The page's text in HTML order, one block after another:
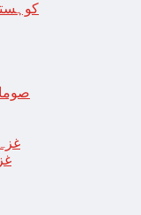
< >
صومالیہ میں
غزہ: 49 دن اسرائیلی